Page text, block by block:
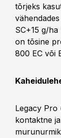
tõrjeks
SC+15 g/
on tõsine
800 EC või
Legacy
kontaktne